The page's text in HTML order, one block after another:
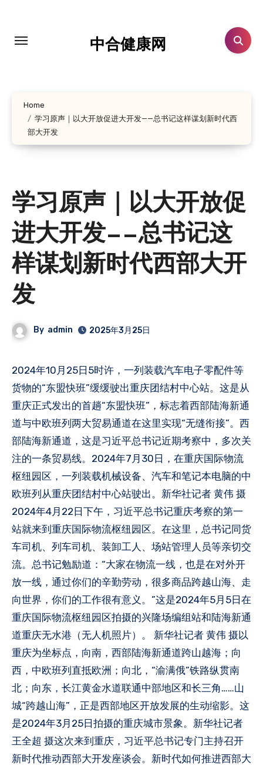
中合健康网
Home
学习原声｜以大开放促进大开发——总书记这样谋划新时代西
部大开发
学习原声｜以大开放促
进大开发——总书记这
样谋划新时代西部大开
发
By admin 2025年3月25日
2024年10月25日5时许，一列装载汽车电子零配件等
货物的“东盟快班”缓缓驶出重庆团结村中心站。这是从
重庆正式发出的首趟“东盟快班”，标志着西部陆海新通
道与中欧班列两大贸易通道在这里实现“无缝衔接”。西
部陆海新通道，这是习近平总书记近期考察中，多次关
注的一条贸易线。2024年7月30日，在重庆国际物流
枢纽园区，一列装载机械设备、汽车和笔记本电脑的中
欧班列从重庆团结村中心站驶出。新华社记者 黄伟 摄
2024年4月22日下午，习近平总书记重庆考察的第一
站就来到重庆国际物流枢纽园区。在这里，总书记同货
车司机、列车司机、装卸工人、场站管理人员等亲切交
流。总书记勉励道：“大家在物流一线，也是在对外开
放一线，通过你们的辛勤劳动，很多商品跨越山海、走
向世界，你们的工作很有意义。”这是2024年5月5日在
重庆国际物流枢纽园区拍摄的兴隆场编组站和陆海新通
道重庆无水港（无人机照片）。 新华社记者 黄伟 摄以
重庆为坐标点，向南，西部陆海新通道跨山越海；向
西，中欧班列直抵欧洲；向北，“渝满俄”铁路纵贯南
北；向东，长江黄金水道联通中部地区和长三角……山
城“跨越山海”，正是西部地区开放发展的生动缩影。这
是2024年3月25日拍摄的重庆城市景象。新华社记者
王全超 摄这次来到重庆，习近平总书记专门主持召开
新时代推动西部大开发座谈会。新时代如何推进西部大